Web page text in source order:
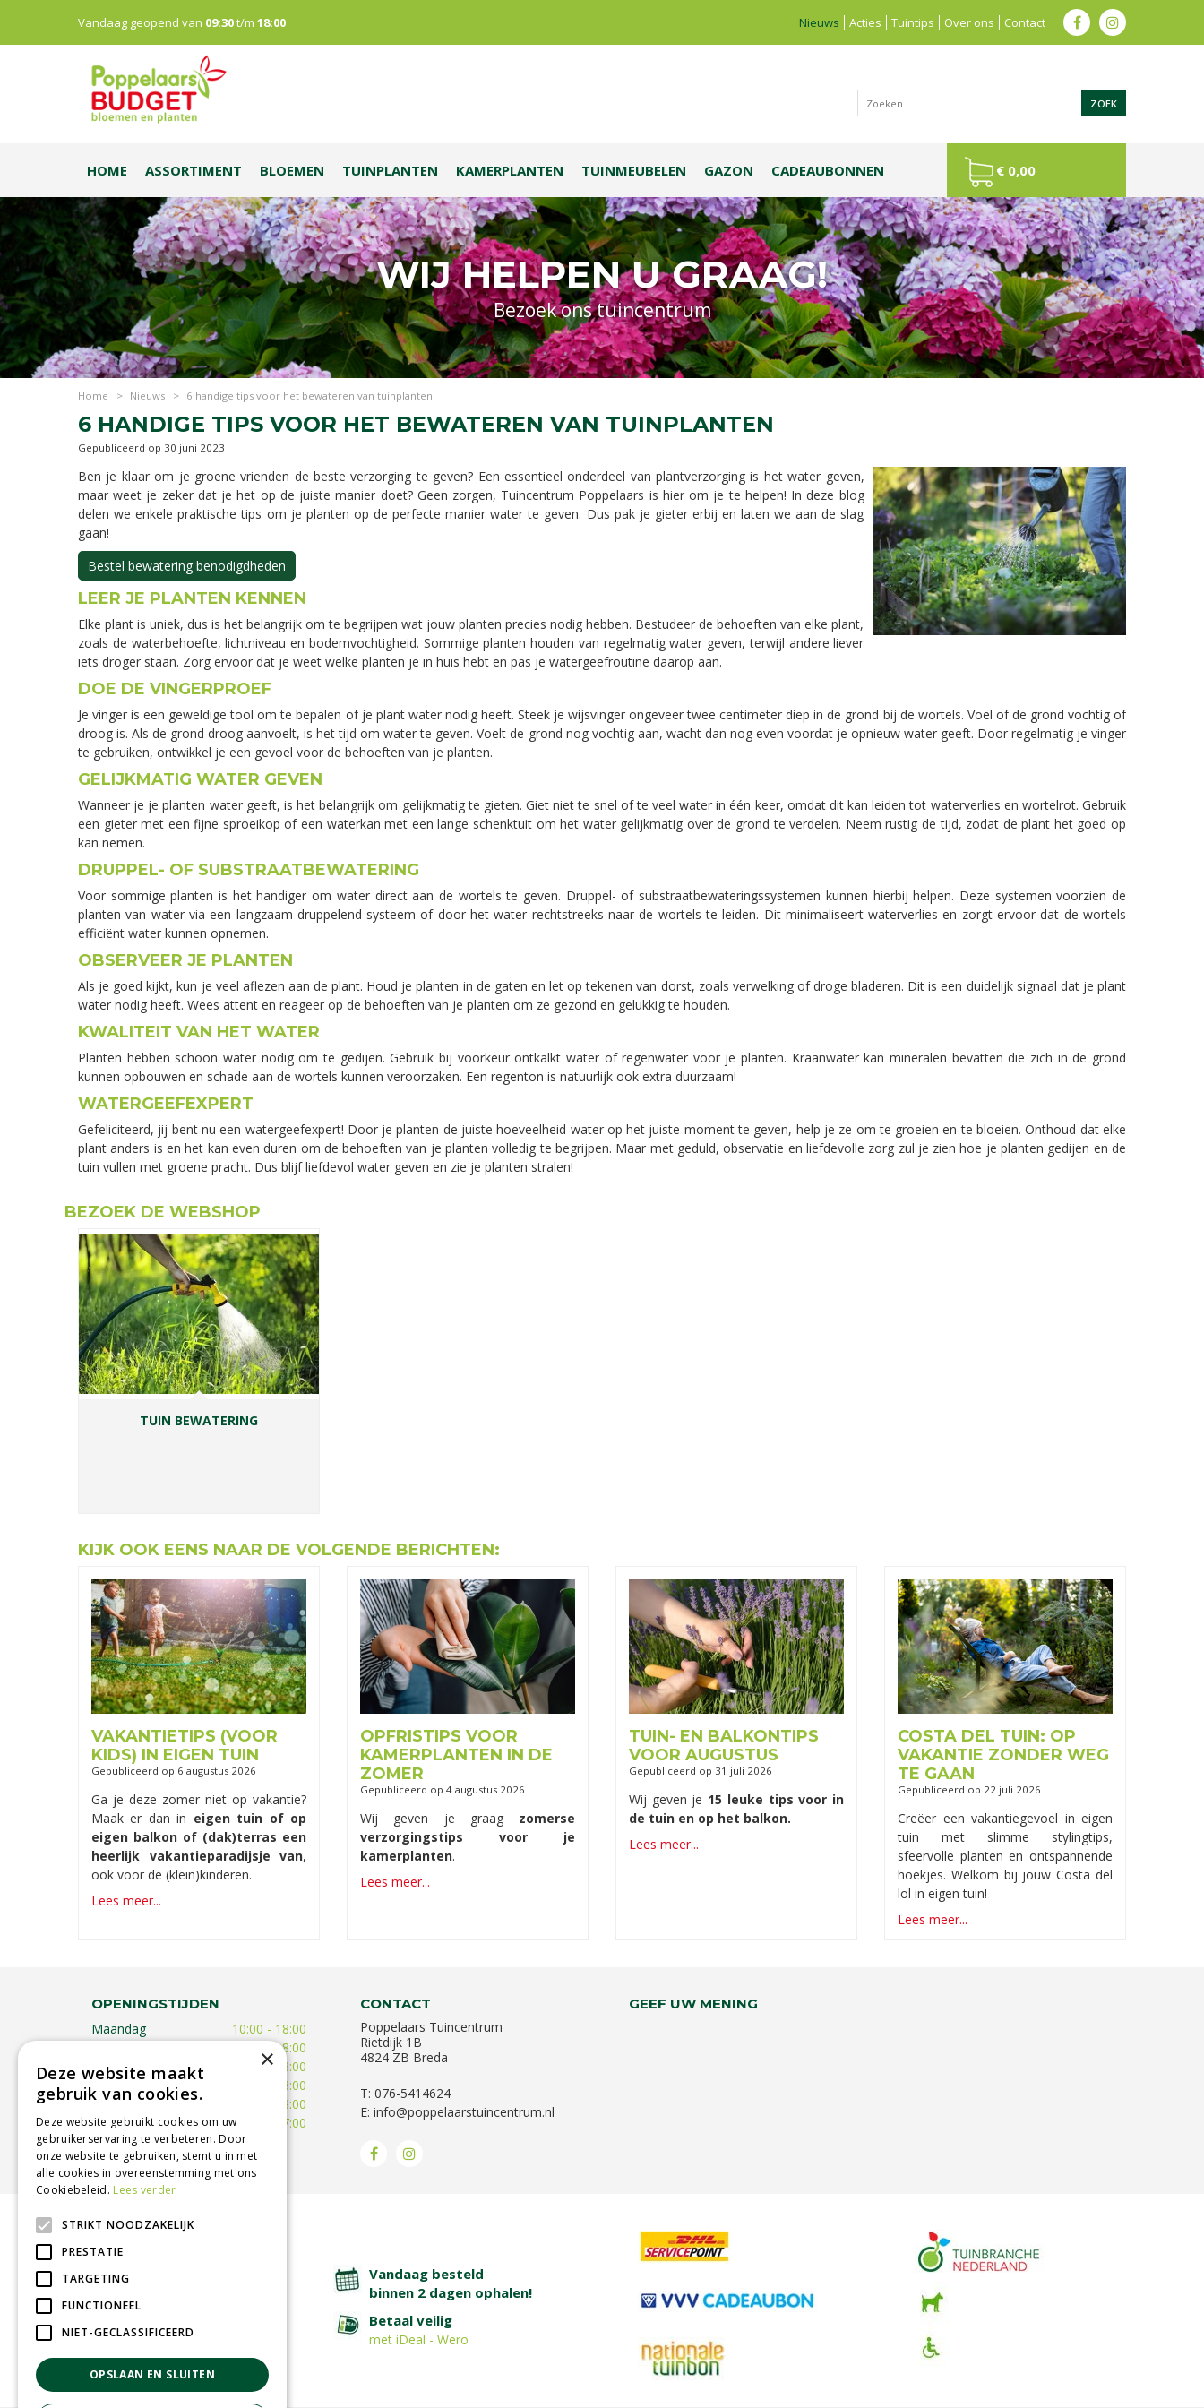
WIJ HELPEN U GRAAG!
Bezoek ons tuincentrum
Home > Nieuws > 6 handige tips voor het bewateren van tuinplanten
Vandaag geopend van 09:30t/m 18:00 Nieuws Acties Tuintips Over ons Contact
HOME ASSORTIMENT BLOEMEN TUINPLANTEN KAMERPLANTEN TUINMEUBELEN GAZON CADEAUBONNEN € 0,00
6 HANDIGE TIPS VOOR HET BEWATEREN VAN TUINPLANTEN
Gepubliceerd op 30 juni 2023
Ben je klaar om je groene vrienden de beste verzorging te geven? Een essentieel onderdeel van plantverzorging is het water geven,
maar weet je zeker dat je het op de juiste manier doet? Geen zorgen, Tuincentrum Poppelaars is hier om je te helpen! In deze blog
delen we enkele praktische tips om je planten op de perfecte manier water te geven. Dus pak je gieter erbij en laten we aan de slag
gaan!
Bestel bewatering benodigdheden
LEER JE PLANTEN KENNEN
Elke plant is uniek, dus is het belangrijk om te begrijpen wat jouw planten precies nodig hebben. Bestudeer de behoeften van elke plant,
zoals de waterbehoefte, lichtniveau en bodemvochtigheid. Sommige planten houden van regelmatig water geven, terwijl andere liever
iets droger staan. Zorg ervoor dat je weet welke planten je in huis hebt en pas je watergeefroutine daarop aan.
DOE DE VINGERPROEF
Je vinger is een geweldige tool om te bepalen of je plant water nodig heeft. Steek je wijsvinger ongeveer twee centimeter diep in de grond bij de wortels. Voel of de grond vochtig of
droog is. Als de grond droog aanvoelt, is het tijd om water te geven. Voelt de grond nog vochtig aan, wacht dan nog even voordat je opnieuw water geeft. Door regelmatig je vinger
te gebruiken, ontwikkel je een gevoel voor de behoeften van je planten.
GELIJKMATIG WATER GEVEN
Wanneer je je planten water geeft, is het belangrijk om gelijkmatig te gieten. Giet niet te snel of te veel water in één keer, omdat dit kan leiden tot waterverlies en wortelrot. Gebruik
een gieter met een fijne sproeikop of een waterkan met een lange schenktuit om het water gelijkmatig over de grond te verdelen. Neem rustig de tijd, zodat de plant het goed op
kan nemen.
DRUPPEL- OF SUBSTRAATBEWATERING
Voor sommige planten is het handiger om water direct aan de wortels te geven. Druppel- of substraatbewateringssystemen kunnen hierbij helpen. Deze systemen voorzien de
planten van water via een langzaam druppelend systeem of door het water rechtstreeks naar de wortels te leiden. Dit minimaliseert waterverlies en zorgt ervoor dat de wortels
efficiënt water kunnen opnemen.
OBSERVEER JE PLANTEN
Als je goed kijkt, kun je veel aflezen aan de plant. Houd je planten in de gaten en let op tekenen van dorst, zoals verwelking of droge bladeren. Dit is een duidelijk signaal dat je plant
water nodig heeft. Wees attent en reageer op de behoeften van je planten om ze gezond en gelukkig te houden.
KWALITEIT VAN HET WATER
Planten hebben schoon water nodig om te gedijen. Gebruik bij voorkeur ontkalkt water of regenwater voor je planten. Kraanwater kan mineralen bevatten die zich in de grond
kunnen opbouwen en schade aan de wortels kunnen veroorzaken. Een regenton is natuurlijk ook extra duurzaam!
WATERGEEFEXPERT
Gefeliciteerd, jij bent nu een watergeefexpert! Door je planten de juiste hoeveelheid water op het juiste moment te geven, help je ze om te groeien en te bloeien. Onthoud dat elke
plant anders is en het kan even duren om de behoeften van je planten volledig te begrijpen. Maar met geduld, observatie en liefdevolle zorg zul je zien hoe je planten gedijen en de
tuin vullen met groene pracht. Dus blijf liefdevol water geven en zie je planten stralen!
BEZOEK DE WEBSHOP
TUIN BEWATERING
KIJK OOK EENS NAAR DE VOLGENDE BERICHTEN:
VAKANTIETIPS (VOOR
KIDS) IN EIGEN TUIN
Gepubliceerd op 6 augustus 2026
Ga je deze zomer niet op vakantie?
Maak er dan in eigen tuin of op
eigen balkon of (dak)terras een
heerlijk vakantieparadijsje van,
ook voor de (klein)kinderen.
Lees meer...
OPFRISTIPS VOOR
KAMERPLANTEN IN DE
ZOMER
Gepubliceerd op 4 augustus 2026
Wij geven je graag zomerse
verzorgingstips voor je
kamerplanten.
Lees meer...
TUIN- EN BALKONTIPS
VOOR AUGUSTUS
Gepubliceerd op 31 juli 2026
Wij geven je 15 leuke tips voor in
de tuin en op het balkon.
Lees meer...
COSTA DEL TUIN: OP
VAKANTIE ZONDER WEG
TE GAAN
Gepubliceerd op 22 juli 2026
Creëer een vakantiegevoel in eigen
tuin met slimme stylingtips,
sfeervolle planten en ontspannende
hoekjes. Welkom bij jouw Costa del
lol in eigen tuin!
Lees meer...
OPENINGSTIJDEN
Maandag
10:00 - 18:00
09:30 - 18:00
Woensdag
09:30 - 18:00
Donderdag
09:30 - 18:00
Vrijdag
09:00 - 18:00
Zaterdag
09:00 - 17:00
Toon alle openingstijden
CONTACT
Poppelaars Tuincentrum
Rietdijk 1B
4824 ZB Breda
T: 076-5414624
E: info@poppelaarstuincentrum.nl
GEEF UW MENING
BETROUWBARE SERVICE
Lage verzendkosten
Vandaag besteld
binnen 2 dagen ophalen!
Betaal veilig
met iDeal - Wero
×
Deze website maakt
gebruik van cookies.
Deze website gebruikt cookies om uw
gebruikerservaring te verbeteren. Door
onze website te gebruiken, stemt u in met
alle cookies in overeenstemming met ons
Cookiebeleid. Lees verder
STRIKT NOODZAKELIJK
PRESTATIE
TARGETING
FUNCTIONEEL
NIET-GECLASSIFICEERD
OPSLAAN EN SLUITEN